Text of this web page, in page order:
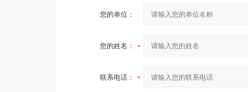
您的单位：
您的姓名：
联系电话：